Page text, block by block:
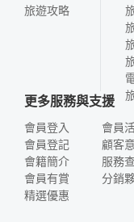
旅遊攻略
更多服務與支援
會員登入
會員登記
會籍簡介
會員有賞
精選優惠
會員
顧客
服務
分銷